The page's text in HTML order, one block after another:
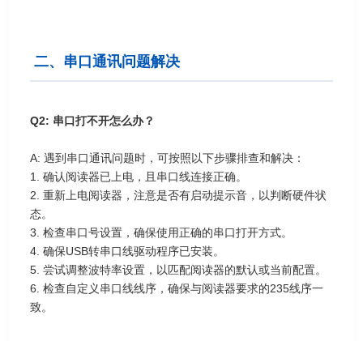
二、串口通讯问题解决
Q2: 串口打不开怎么办？
A: 遇到串口通讯问题时，可按照以下步骤排查和解决：
1. 确认阅读器已上电，且串口线连接正确。
2. 重新上电阅读器，注意是否有启动提示音，以判断硬件状
态。
3. 检查串口号设置，确保使用正确的串口打开方式。
4. 确保USB转串口线驱动程序已安装。
5. 尝试调整波特率设置，以匹配阅读器的默认或当前配置。
6. 检查自定义串口线线序，确保与阅读器要求的235线序一
致。